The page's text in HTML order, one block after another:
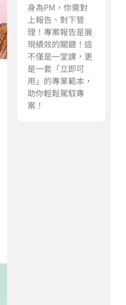
身為PM，你需對
上報告、對下管
理！專案報告是展
現績效的關鍵！這
不僅是一堂課，更
是一套「立即可
用」的專業範本，
助你輕鬆駕馭專
案！